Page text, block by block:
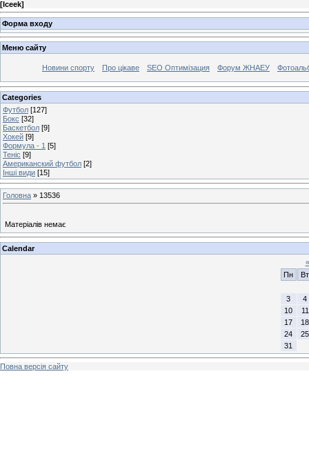
[Iceek]
Форма входу
Меню сайту
Новини спорту Про цікаве SEO Оптимізация Форум ЖНАЕУ
Categories
Футбол [127]
Бокс [32]
Баскетбол [9]
Хокей [9]
Формула - 1 [5]
Теніс [9]
Американский футбол [2]
Інші види [15]
Головна » 13536
Матеріалів немає
Calendar
«
Пн
Вт
3
4
10
11
17
18
24
25
31
Повна версія сайту